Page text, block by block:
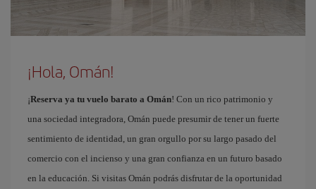
¡Hola, Omán!
¡Reserva ya tu vuelo barato a Omán! Con un rico patrimonio y
una sociedad integradora, Omán puede presumir de tener un fuerte
sentimiento de identidad, un gran orgullo por su largo pasado del
comercio con el incienso y una gran confianza en un futuro basado
en la educación. Si visitas Omán podrás disfrutar de la oportunidad